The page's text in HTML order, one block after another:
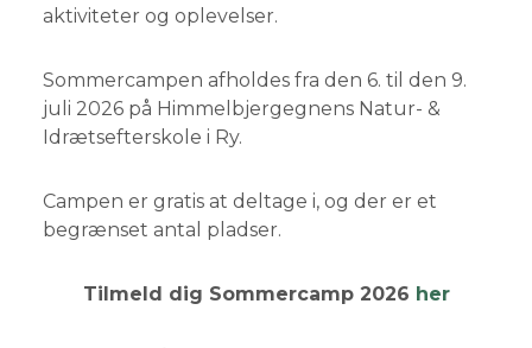
aktiviteter og oplevelser.
Sommercampen afholdes fra den 6. til den 9.
juli 2026 på Himmelbjergegnens Natur- &
Idrætsefterskole i Ry.
Campen er gratis at deltage i, og der er et
begrænset antal pladser.
Tilmeld dig Sommercamp 2026 her